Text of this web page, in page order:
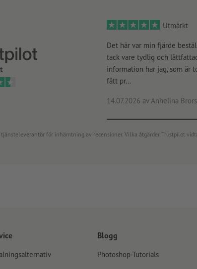
Utmärkt
Det här var min fjärde
tack vare tydlig och
information har jag, som är
fått pr...
14.07.2026 av Anhelina
för inhämtning av recensioner. Vilka åtgärder Trustpilot
Blogg
Photoshop-Tutorials